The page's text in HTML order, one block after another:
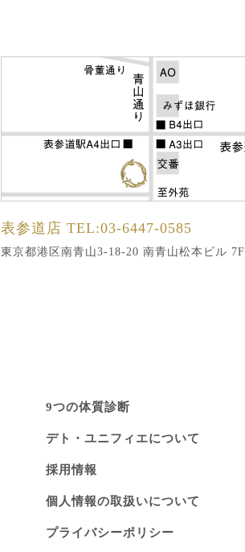
表参道店 TEL:03-6447-0585
東京都港区南青山3-18-20 南青山松本ビル 7F
9つの体質診断
デト・ユニフィエについて
採用情報
個人情報の取扱いについて
プライバシーポリシー